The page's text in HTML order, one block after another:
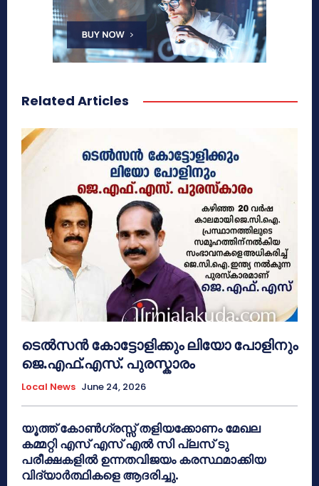
Related Articles
ടെൽസൻ കോട്ടോളിക്കും ലിയോ പോളിനും
ജെ.എഫ്.എസ്. പുരസ്കാരം
Local News June 24, 2026
യൂത്ത് കോൺഗ്രസ്സ് തളിയക്കോണം മേഖല
കമ്മറ്റി എസ് എസ് എൽ സി പ്ലസ് ടു
പരീക്ഷകളിൽ ഉന്നതവിജയം കരസ്ഥമാക്കിയ
വിദ്യാർത്ഥികളെ ആദരിച്ചു.